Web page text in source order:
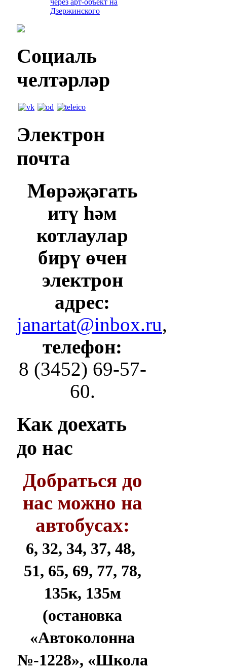
через арт-объект на
Дзержинского
Социаль
челтәрләр
Электрон
почта
Мөрәҗәгать
итү һәм
котлаулар
бирү өчен
электрон
адрес:
janartat@inbox.ru,
телефон:
8 (3452) 69-57-
60.
Как доехать
до нас
Добраться до
нас можно на
автобусах:
6, 32, 34, 37, 48,
51, 65, 69, 77, 78,
135к, 135м
(остановка
«Автоколонна
№-1228», «Школа